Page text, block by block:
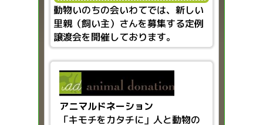
動物いのちの会いわてでは、新しい
里親（飼い主）さんを募集する定例
譲渡会を開催しております。
アニマルドネーション
「キモチをカタチに」人と動物の